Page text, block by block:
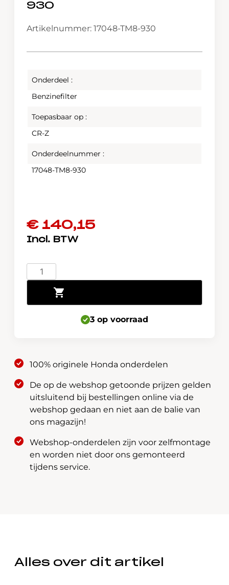
930
Artikelnummer: 17048-TM8-930
Onderdeel :
Benzinefilter
Toepasbaar op :
CR-Z
Onderdeelnummer :
17048-TM8-930
€140,15
Benzinefilter
Honda
Z
930
aantal
Toevoegen aan winkelwagen
3 op voorraad
100% originele Honda onderdelen
De op de webshop getoonde prijzen gelden
uitsluitend bij bestellingen online via de
webshop gedaan en niet aan de balie van
ons magazijn!
Webshop-onderdelen zijn voor zelfmontage
en worden niet door ons gemonteerd
tijdens service.
Alles over dit artikel